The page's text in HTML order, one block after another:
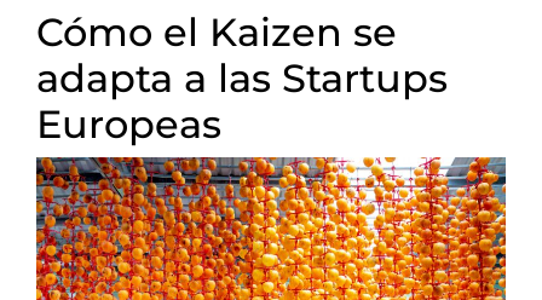
Cómo el Kaizen se
adapta a las Startups
Europeas